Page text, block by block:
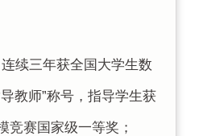
续三年获全国大学生数
教师”称号，指导学生获
竞赛国家级一等奖；